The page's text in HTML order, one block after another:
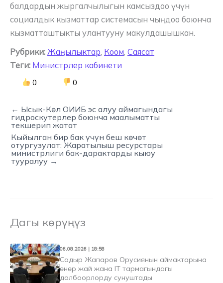
балдардын жыргалчылыгын камсыздоо үчүн
социалдык кызматтар системасын чыңдоо боюнча
кызматташтыкты улантууну макулдашышкан.
Рубрики: Жаңылыктар, Коом, Саясат
Теги: Министрлер кабинети
0 0
← Ысык-Көл ОИИБ эс алуу аймагындагы
гидроскутерлер боюнча маалыматты
текшерип жатат
Кыйылган бир бак үчүн беш көчөт
отургузулат: Жаратылыш ресурстары
министрлиги бак-дарактарды кыюу
тууралуу →
Дагы көрүңүз
06.08.2026 | 18:58
Садыр Жапаров Орусиянын аймактарына
өнөр жай жана IT тармагындагы
долбоорлорду сунуштады